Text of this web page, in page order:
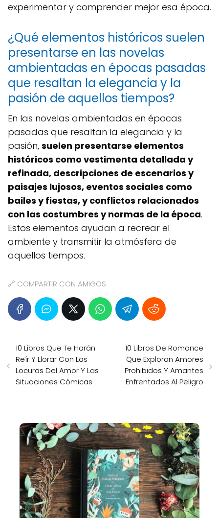
experimentar y comprender mejor esa época.
¿Qué elementos históricos suelen
presentarse en las novelas
ambientadas en épocas pasadas
que resaltan la elegancia y la
pasión de aquellos tiempos?
En las novelas ambientadas en épocas
pasadas que resaltan la elegancia y la
pasión, suelen presentarse elementos
históricos como vestimenta detallada y
refinada, descripciones de escenarios y
paisajes lujosos, eventos sociales como
bailes y fiestas, y conflictos relacionados
con las costumbres y normas de la época.
Estos elementos ayudan a recrear el
ambiente y transmitir la atmósfera de
aquellos tiempos.
🔗 COMPARTIR CON AMIGOS
10 Libros Que Te Harán
Reír Y Llorar Con Las
Locuras Del Amor Y Las
Situaciones Cómicas
10 Libros De Romance
Que Exploran Amores
Prohibidos Y Amantes
Enfrentados Al Peligro